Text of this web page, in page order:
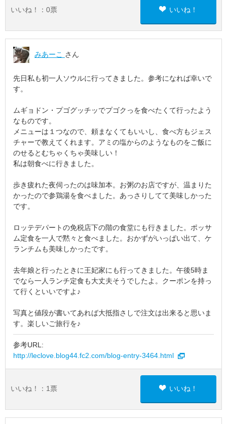
いいね！： 0票 いいね！
みあーこ さん
先日私も初一人ソウルに行ってきました。参考になれば幸いで
す。
ムギョドン・プゴグッチッでプゴクっを食べたくて行ったよう
なものです。
メニューは１つなので、頼まなくてもいいし、食べ方もジェス
チャーで教えてくれます。アミの塩からのようなものをご飯に
のせるとむちゃくちゃ美味しい！
私は朝食べに行きました。
歩き疲れた夜伺ったのは味加本。お粥のお店ですが、温まりた
かったので参鶏湯を食べました。あっさりしてて美味しかった
です。
ロッテデパートの免税店下の階の食堂にも行きました。ポッサ
ム定食を一人で黙々と食べました。おかずがいっぱい出て、ケ
ランチムも美味しかったです。
去年娘と行ったときに王妃家にも行ってきました。午後5時ま
でなら一人ランチ定食も大丈夫そうでしたよ。クーポンを持っ
て行くといいですよ♪
写真と値段が書いてあれば大抵指さしで注文は出来ると思いま
す。楽しいご旅行を♪
参考URL:
http://leclove.blog44.fc2.com/blog-entry-3464.html
いいね！： 1 票 いいね！